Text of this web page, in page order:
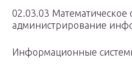
02.03.03 Математическое
администрирование
Информационные